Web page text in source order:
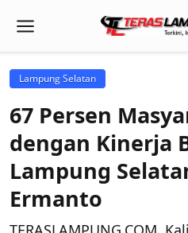
Lampung Selatan
67 Persen
dengan Kinerja
Lampung
Ermanto